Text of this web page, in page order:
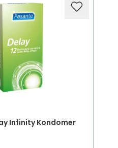
Infinity Kondomer